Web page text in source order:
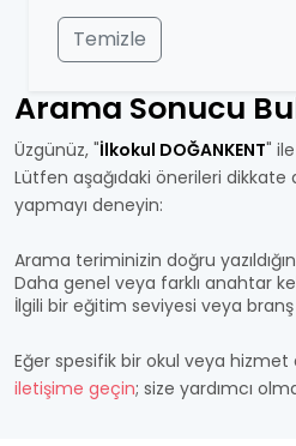
Temizle
Arama Sonucu
Üzgünüz, "İlkokul DOĞANKENT"
Lütfen aşağıdaki önerileri
yapmayı deneyin:
Arama teriminizin doğru
Daha genel veya farklı anahtar
İlgili bir eğitim seviyesi veya branş
Eğer spesifik bir okul veya hizmet
iletişime geçin; size yardımcı